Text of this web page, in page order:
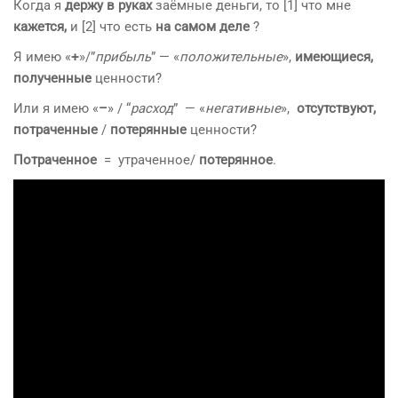
Когда я держу в рукахзаёмные деньги, то [1] что мне
кажется, и [2] что есть на самом деле ?
Я имею «+»/”прибыль” — «положительные», имеющиеся,
полученные ценности?
Или я имею «–» / “расход” — «негативные», отсутствуют,
потраченные / потерянные ценности?
Потраченное = утраченное/ потерянное.